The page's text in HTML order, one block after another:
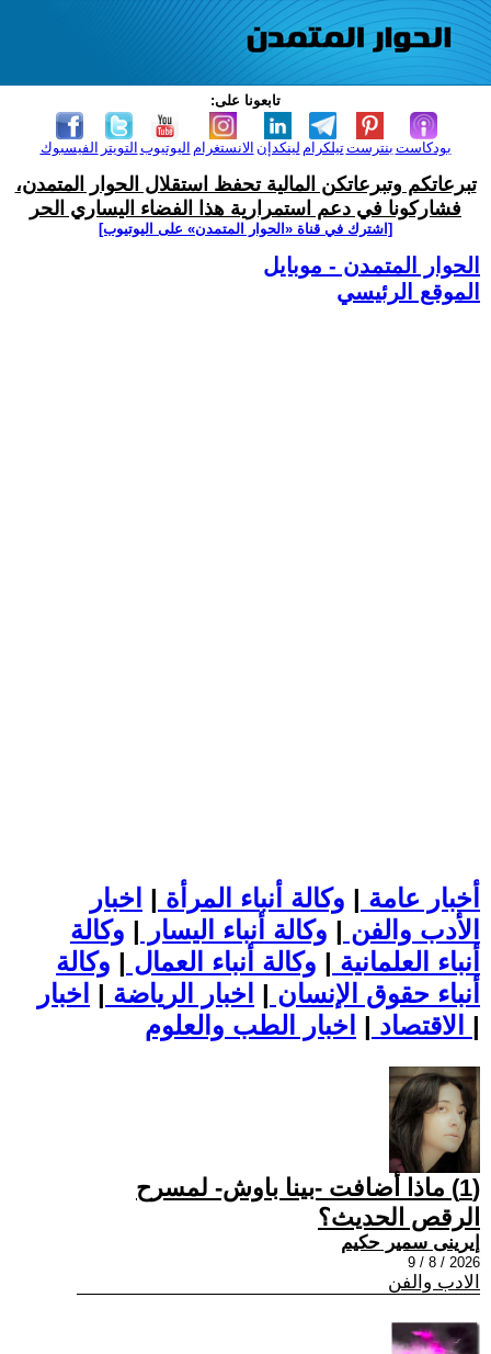
تابعونا على:
الفيسبوك التويتر اليوتيوب الانستغرام لينكدإن تيلكرامبنترست بودكاست
تبرعاتكم وتبرعاتكن المالية تحفظ استقلال الحوار المتمدن،
فشاركونا في دعم استمرارية هذا الفضاء اليساري الحر
[اشترك في قناة ‫«الحوار المتمدن» على اليوتيوب]
الحوار المتمدن - موبايل
الموقع الرئيسي
أخبار عامة | وكالة أنباء المرأة | اخبار
الأدب والفن | وكالة أنباء اليسار | وكالة
أنباء العلمانية | وكالة أنباء العمال | وكالة
أنباء حقوق الإنسان | اخبار الرياضة | اخبار
الاقتصاد | |
(1) ماذا أضافت -بينا باوش- لمسرح
الرقص الحديث؟
إيرينى سمير حكيم
2026 / 8 / 9
الادب والفن